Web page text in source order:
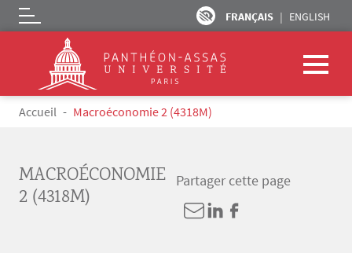
Aller au contenu principal
FRANÇAIS ENGLISH
Logo
Fil d'Ariane
Accueil Macroéconomie 2 (4318M)
MACROÉCONOMIE
2 (4318M)
Partager cette page